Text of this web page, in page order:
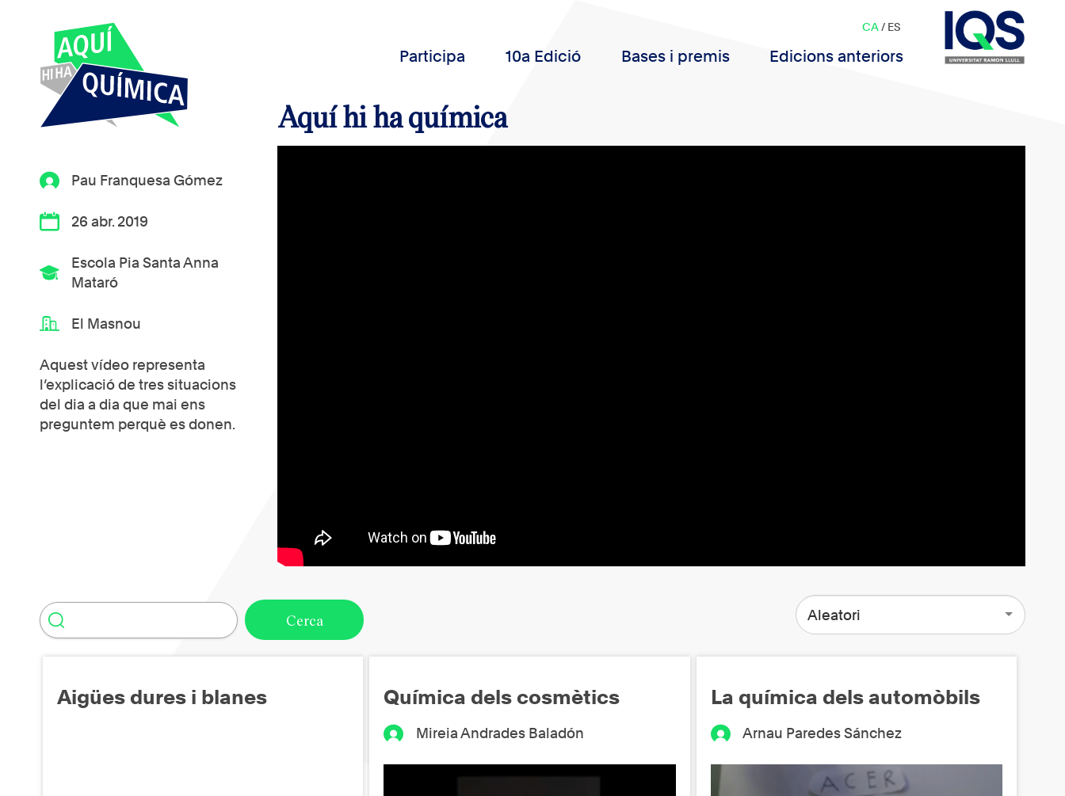
Participa 10a Edició Bases i premis Edicions anteriors
CA/ ES
Pau Franquesa Gómez
26 abr. 2019
Escola Pia Santa Anna
Mataró
El Masnou
Aquest vídeo representa
l’explicació de tres situacions
del dia a dia que mai ens
preguntem perquè es donen.
Aquí hi ha química
Aleatori
Aigües dures i blanes Química dels cosmètics
Mireia Andrades Baladón
La química dels automòbils
Arnau Paredes Sánchez